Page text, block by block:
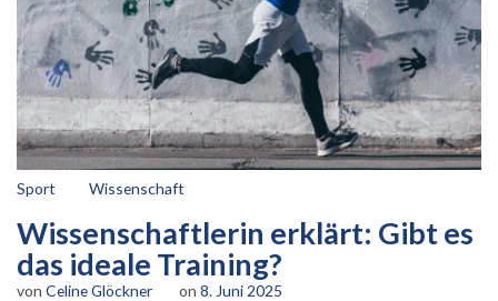
Sport Wissenschaft
Wissenschaftlerin erklärt: Gibt es
das ideale Training?
von Celine Glöckner on 8. Juni 2025